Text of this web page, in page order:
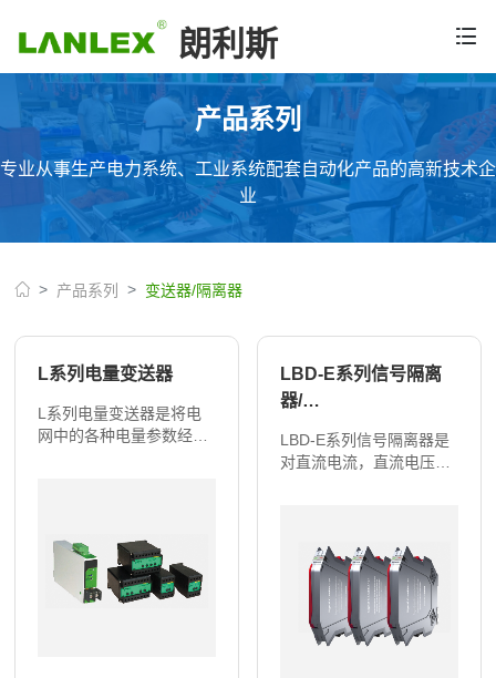
朗利斯
产品系列
专业从事生产电力系统、工业系统配套自动化产品的高新技术企
业
产品系列 变送器/隔离器
L系列电量变送器
L系列电量变送器是将电
网中的各种电量参数经隔
线…
LBD-E系列信号隔离
器/…
LBD-E系列信号隔离器是
对直流电流，直流电压信
可一进一出、一进二出。
可…